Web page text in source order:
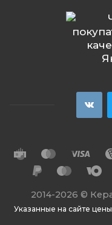
2014-2026 ©
Указанные на сайте